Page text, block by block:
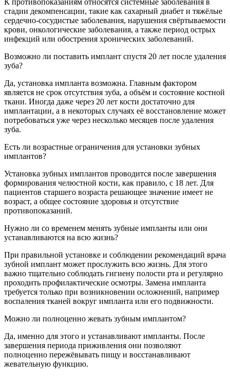
стадии декомпенсации, такие как сахарный диабет и тяжёлые
сердечно-сосудистые заболевания, нарушения свёртываемости
крови, онкологические заболевания, а также период острых
инфекций или обострения хронических заболеваний.
Возможно ли поставить имплант спустя 20 лет после удаления
зуба?
Да, установка импланта возможна. Главным фактором
является не срок отсутствия зуба, а объём и состояние костной
ткани. Иногда даже через 20 лет кости достаточно для
имплантации, а в некоторых случаях её восстановление может
потребоваться уже через несколько месяцев после удаления
зуба.
Есть ли возрастные ограничения для установки зубных
имплантов?
Установка зубных имплантов проводится после завершения
формирования челюстной кости, как правило, с 18 лет. Для
пациентов старшего возраста решающее значение имеет не
возраст, а общее состояние здоровья и отсутствие
противопоказаний.
Нужно ли со временем менять зубные импланты или они
устанавливаются на всю жизнь?
При правильной установке и соблюдении рекомендаций врача
зубной имплант может прослужить всю жизнь. Для этого
важно тщательно соблюдать гигиену полости рта и регулярно
проходить профилактические осмотры. Замена импланта
требуется только при возникновении осложнений, например
воспаления тканей вокруг импланта или его подвижности.
Можно ли полноценно жевать зубным имплантом?
Да, именно для этого и устанавливают импланты. После
завершения периода приживления они позволяют
полноценно пережёвывать пищу и восстанавливают
жевательную функцию.